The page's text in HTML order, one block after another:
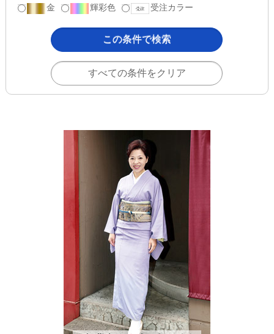
金 輝彩色 受注カラー